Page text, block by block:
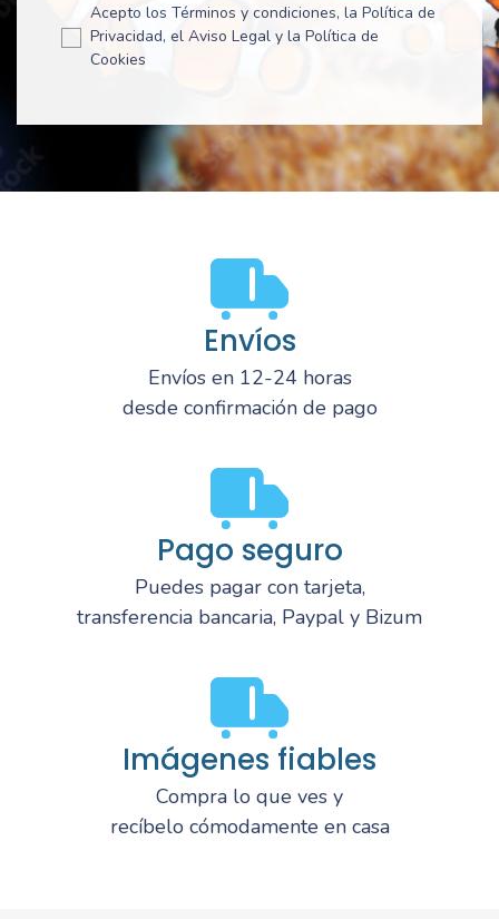
Acepto los Términos y condiciones, la Política de
Privacidad, el Aviso Legal y la Política de
Cookies
Envíos
Envíos en 12-24 horas
desde confirmación de pago
Pago seguro
Puedes pagar con tarjeta,
transferencia bancaria, Paypal y Bizum
Imágenes fiables
Compra lo que ves y
recíbelo cómodamente en casa